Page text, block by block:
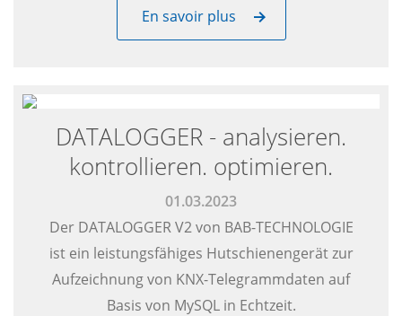
En savoir plus
DATALOGGER - analysieren.
kontrollieren. optimieren.
01.03.2023
Der DATALOGGER V2 von BAB-TECHNOLOGIE
ist ein leistungsfähiges Hutschienengerät zur
Aufzeichnung von KNX-Telegrammdaten auf
Basis von MySQL in Echtzeit.